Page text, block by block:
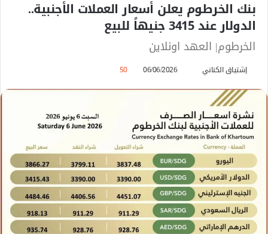
بنك الخرطوم يعلن أسعار العملات الأجنبية..
الدولار عند 3415 جنيهاً للبيع
الخرطوم| العهد اونلاين
إشتياق الكناني
ل
ب
ر
ي
د
ا
إ
ل
06/06/2026
50